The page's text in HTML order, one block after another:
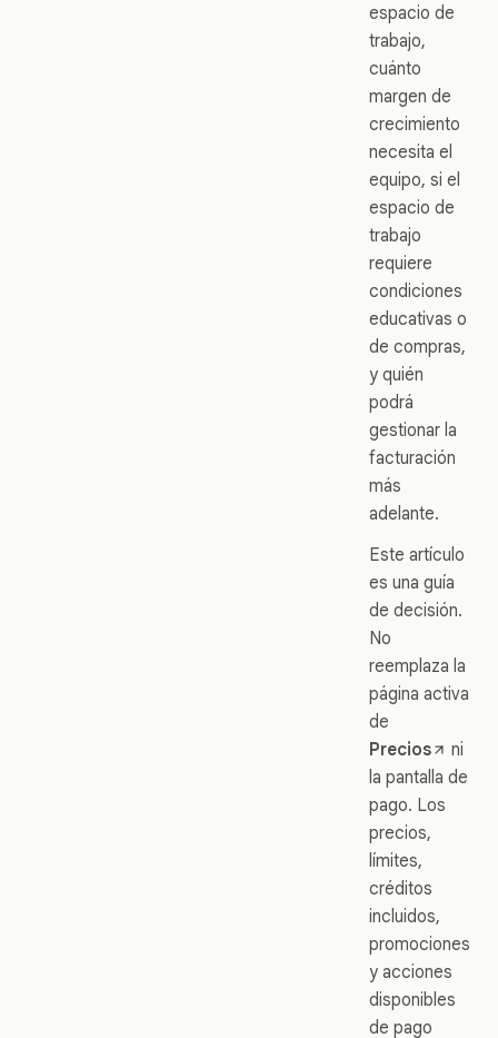
espacio de
trabajo,
cuánto
margen de
crecimiento
necesita el
equipo, si el
espacio de
trabajo
requiere
condiciones
educativas o
de compras,
y quién
podrá
gestionar la
facturación
más
adelante.
Este artículo
es una guía
de decisión.
No
reemplaza la
página activa
de
Precios
ni
la pantalla de
pago. Los
precios,
límites,
créditos
incluidos,
promociones
y acciones
disponibles
de pago